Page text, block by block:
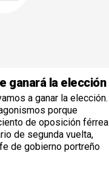
ganará la elección
a ganar la elección.
porque
de oposición férrea
de segunda vuelta,
de gobierno portreño